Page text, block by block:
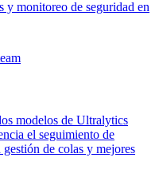
y monitoreo de seguridad en
modelos de Ultralytics
el seguimiento de
de colas y mejores